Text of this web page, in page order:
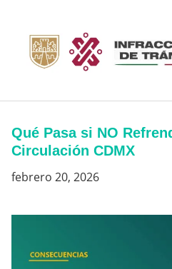
contenido
Qué Pasa si NO
Circulación CDMX
febrero 20, 2026